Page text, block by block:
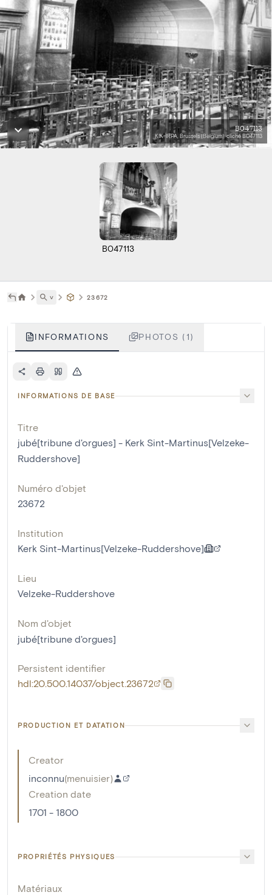
B047113
KIK-IRPA, Brussels (Belgium), cliché B047113
B047113
˅ 23672
INFORMATIONS PHOTOS (1)
INFORMATIONS DE BASE
Titre
jubé[tribune d'orgues] - Kerk Sint-Martinus[Velzeke-
Ruddershove]
Numéro d'objet
23672
Institution
Kerk Sint-Martinus[Velzeke-Ruddershove]
Lieu
Velzeke-Ruddershove
Nom d'objet
jubé[tribune d'orgues]
Persistent identifier
hdl:20.500.14037/object.23672
PRODUCTION ET DATATION
Creator
inconnu(menuisier)
Creation date
1701 - 1800
PROPRIÉTÉS PHYSIQUES
Matériaux